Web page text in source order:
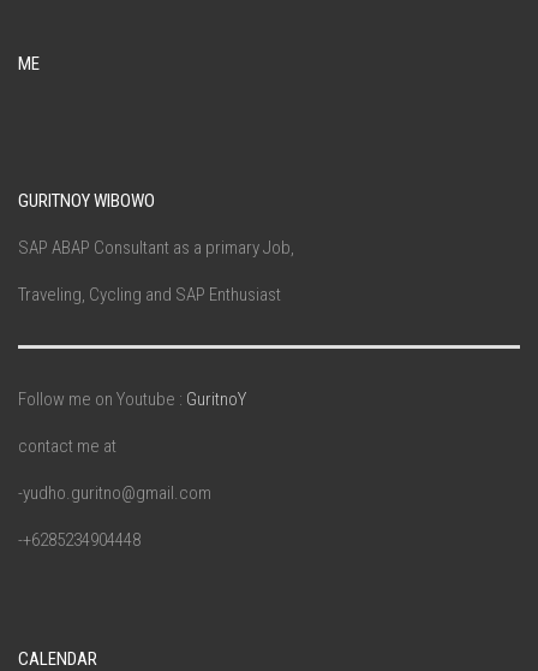
ME
GURITNOY WIBOWO
SAP ABAP Consultant as a primary Job,
Traveling, Cycling and SAP Enthusiast
Follow me on Youtube : GuritnoY
contact me at
-yudho.guritno@gmail.com
-+6285234904448
CALENDAR